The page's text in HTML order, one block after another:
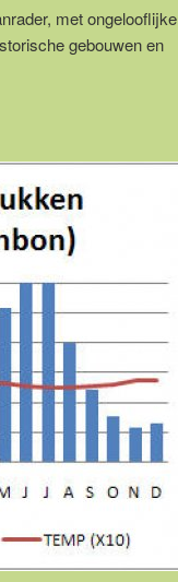
met ongelooflijke
gebouwen en